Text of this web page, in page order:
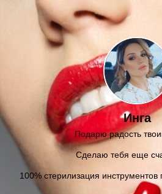
Инга
Подарю радость
Сделаю тебя еще
100% стерилизация инструментов